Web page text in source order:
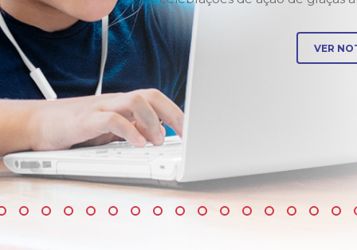
do App
VER